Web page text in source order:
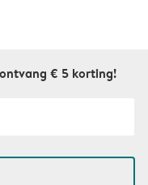
€ 5 korting!